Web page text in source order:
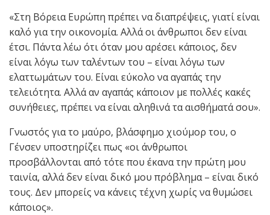
«Στη Βόρεια Ευρώπη πρέπει να διαπρέψεις, γιατί είναι
καλό για την οικονομία. Αλλά οι άνθρωποι δεν είναι
έτσι. Πάντα λέω ότι όταν μου αρέσει κάποιος, δεν
είναι λόγω των ταλέντων του – είναι λόγω των
ελαττωμάτων του. Είναι εύκολο να αγαπάς την
τελειότητα. Αλλά αν αγαπάς κάποιον με πολλές κακές
συνήθειες, πρέπει να είναι αληθινά τα αισθήματά σου».
Γνωστός για το μαύρο, βλάσφημο χιούμορ του, ο
Γένσεν υποστηρίζει πως «οι άνθρωποι
προσβάλλονται από τότε που έκανα την πρώτη μου
ταινία, αλλά δεν είναι δικό μου πρόβλημα – είναι δικό
τους. Δεν μπορείς να κάνεις τέχνη χωρίς να θυμώσει
κάποιος».